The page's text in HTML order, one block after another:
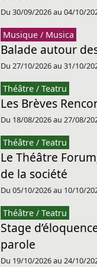
Du 30/09/2026 au 04/10/
Musique / Musica
Balade autour
Du 27/10/2026 au 31/10/
Théâtre / Teatru
Les Brèves
Du 18/08/2026 au 27/08/
Théâtre / Teatru
Le Théâtre
de la société
Du 05/10/2026 au 10/10/
Théâtre / Teatru
Stage
parole
Du 19/10/2026 au 24/10/